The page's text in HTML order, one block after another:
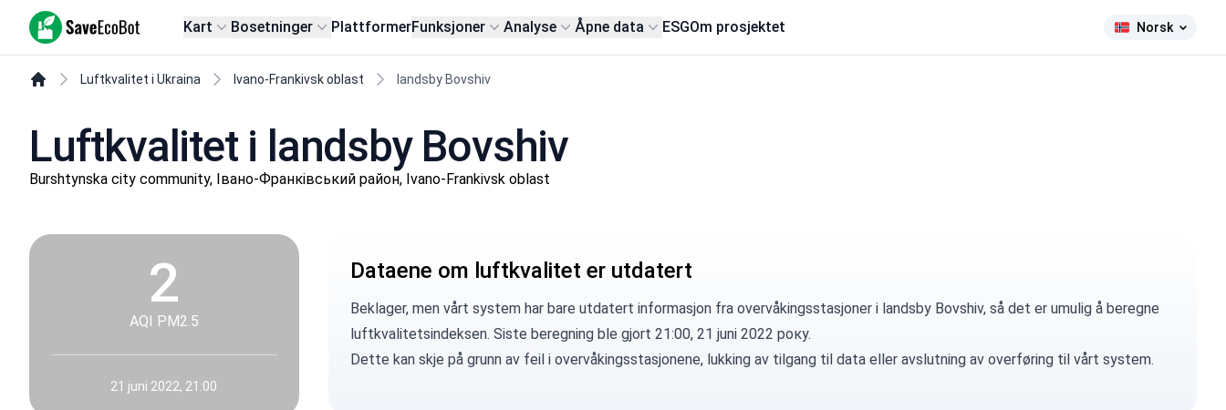
SaveEcoBot Kart Bosetninger PlattformerFunksjoner Analyse Åpne data ESGOm prosjektet Norsk
Luftkvalitet i Ukraina Ivano-Frankivsk oblast landsby Bovshiv
Luftkvalitet i landsby Bovshiv
Burshtynska city community, Івано-Франківський район, Ivano-Frankivsk oblast
2
AQI PM2.5
21 juni 2022, 21:00
Dataene om luftkvalitet er utdatert
Beklager, men vårt system har bare utdatert informasjon fra overvåkingsstasjoner i landsby Bovshiv, så det er umulig å beregne
luftkvalitetsindeksen. Siste beregning ble gjort 21:00, 21 juni 2022 року.
Dette kan skje på grunn av feil i overvåkingsstasjonene, lukking av tilgang til data eller avslutning av overføring til vårt system.